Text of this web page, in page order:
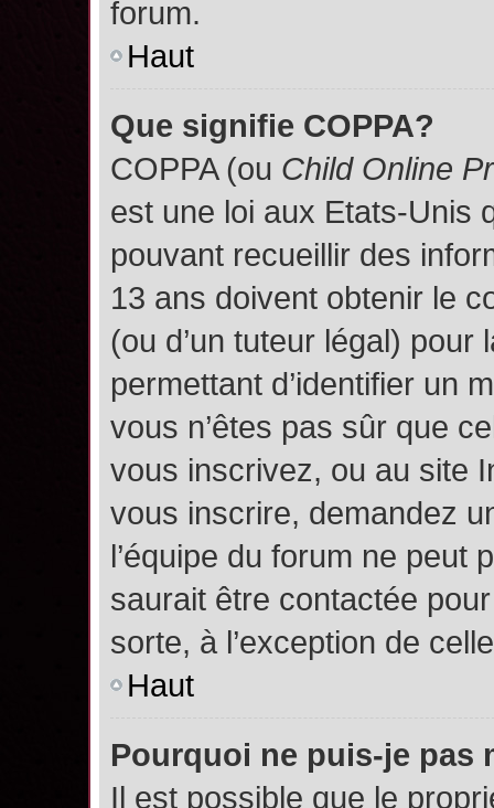
forum.
Haut
Que signifie COPPA?
COPPA (ou Child Online
est une loi aux Etats-Unis
pouvant recueillir des
13 ans doivent obtenir le
(ou d’un tuteur légal)
permettant d’identifier un
vous n’êtes pas sûr que
vous inscrivez, ou au site
vous inscrire, demandez
l’équipe du forum ne peut
saurait être contactée
sorte, à l’exception de
Haut
Pourquoi ne puis-je pas
Il est possible que le